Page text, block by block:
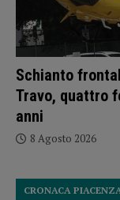
Schianto
Travo, quattro
anni
8 Agosto 2026
CRONACA